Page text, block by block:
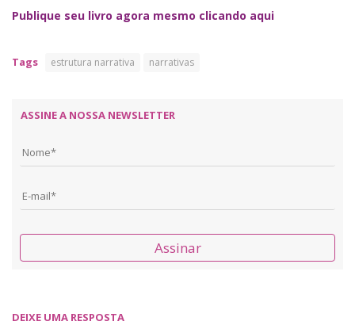
Publique seu livro agora mesmo clicando aqui
Tags estrutura narrativa narrativas
ASSINE A NOSSA NEWSLETTER
Assinar
DEIXE UMA RESPOSTA